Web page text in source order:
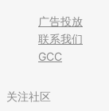
广告投放
联系我们
GCC
关注社区